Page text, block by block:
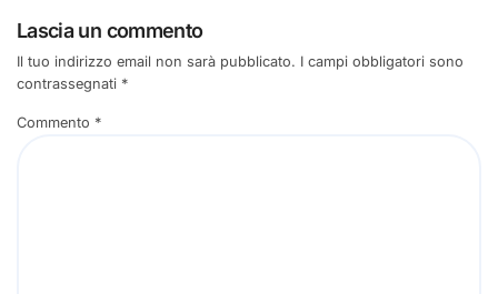
Lascia un commento
Il tuo indirizzo email non sarà pubblicato. I campi obbligatori sono
contrassegnati *
Commento *